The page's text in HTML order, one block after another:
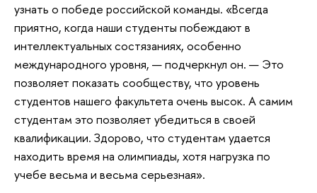
узнать о победе российской команды. «Всегда
приятно, когда наши студенты побеждают в
интеллектуальных состязаниях, особенно
международного уровня, — подчеркнул он. — Это
позволяет показать сообществу, что уровень
студентов нашего факультета очень высок. А самим
студентам это позволяет убедиться в своей
квалификации. Здорово, что студентам удается
находить время на олимпиады, хотя нагрузка по
учебе весьма и весьма серьезная».